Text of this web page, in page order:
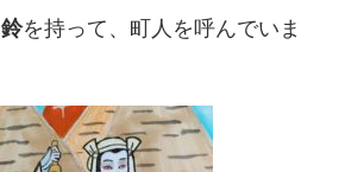
鈴を持って、町人を呼んでいま